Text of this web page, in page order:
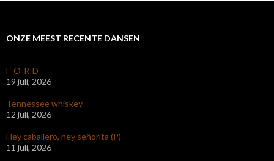
ONZE MEEST RECENTE DANSEN
F-O-R-D
19 juli, 2026
Tennessee whiskey
12 juli, 2026
Hey caballero, hey señorita (P)
11 juli, 2026